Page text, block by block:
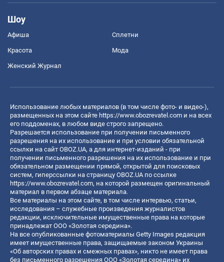
Шоу
Афиша Сплетни
Красота Мода
Женский Журнал
Использование любых материалов (в том числе фото- и видео-),
размещенных на этом сайте https://www.obozrevatel.com и на всех
его поддоменах, в любом виде строго запрещено.
Разрешается использование при получении письменного
разрешения на их использование и при условии обязательной
ссылки на сайт OBOZ.UA, а для интернет-изданий - при
получении письменного разрешения на их использование и при
обязательном размещении прямой, открытой для поисковых
систем, гиперссылки на страницу OBOZ.UA по ссылке
https://www.obozrevatel.com, на которой размещен оригинальный
материал в первом абзаце материала.
Все материалы на этом сайте, в том числе интервью, статьи,
исследования – служебные произведения журналистов
редакции, исключительные имущественные права на которые
принадлежат ООО «Золотая середина».
На все опубликованные фотоматериалы Getty Images редакция
имеет имущественные права, защищаемые законом Украины
«Об авторских правах и смежных правах», никто не имеет права
без письменного разрешения ООО «Золотая середина» их